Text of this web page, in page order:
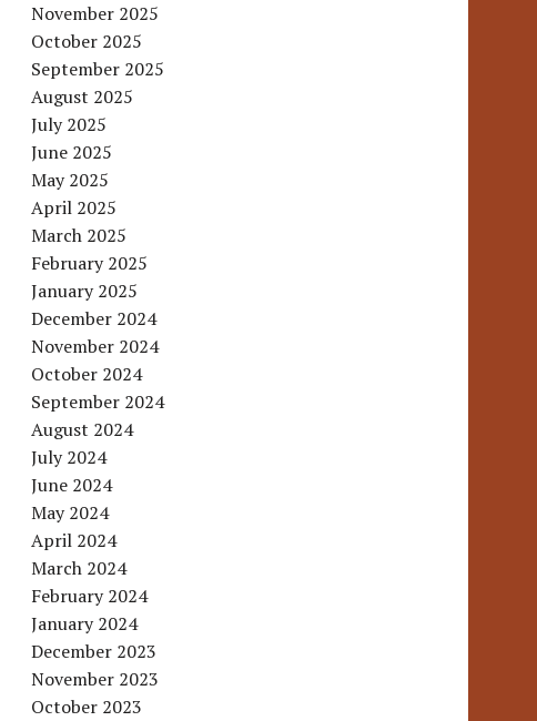
November 2025
October 2025
September 2025
August 2025
July 2025
June 2025
May 2025
April 2025
March 2025
February 2025
January 2025
December 2024
November 2024
October 2024
September 2024
August 2024
July 2024
June 2024
May 2024
April 2024
March 2024
February 2024
January 2024
December 2023
November 2023
October 2023